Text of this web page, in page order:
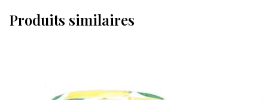
Produits similaires